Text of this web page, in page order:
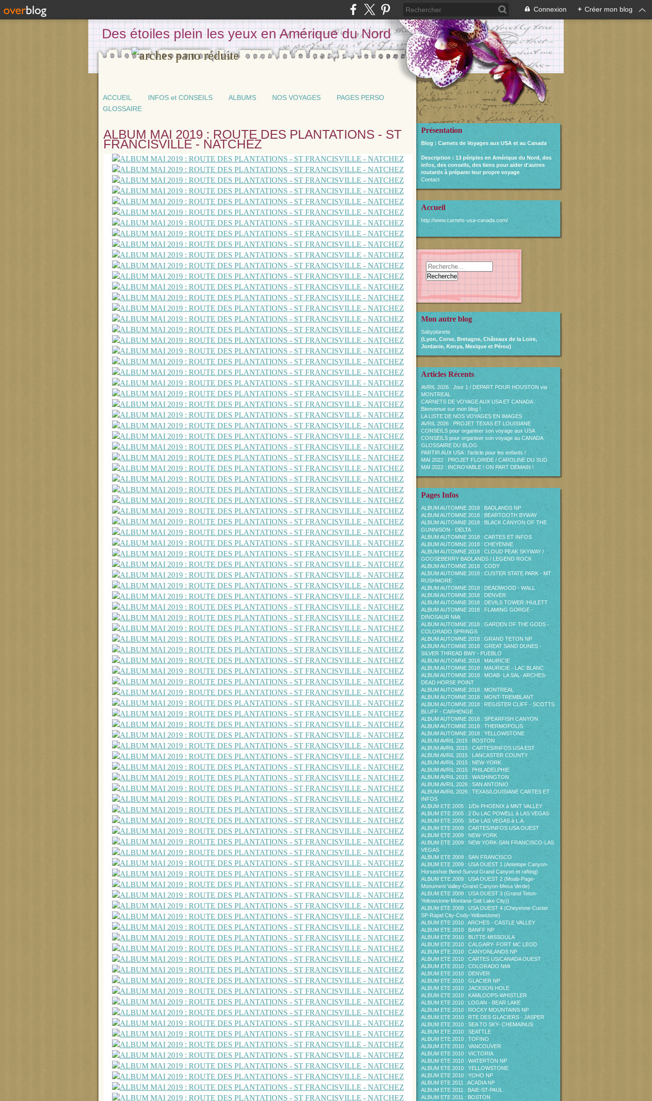
Connexion + Créer mon blog
Des étoiles plein les yeux en Amérique du Nord
ACCUEIL INFOS et CONSEILS ALBUMS NOS VOYAGES
PAGES PERSO
GLOSSAIRE
ALBUM MAI 2019 : ROUTE DES PLANTATIONS - ST
FRANCISVILLE - NATCHEZ
Présentation
Blog : Carnets de Voyages aux USA et au Canada
Description : 13 périples en Amérique du Nord, des
infos, des conseils, des liens pour aider d'autres
routards à préparer leur propre voyage
Contact
Accueil
http://www.carnets-usa-canada.com/
Mon autre blog
Sabyplanete
(Lyon, Corse, Bretagne, Châteaux de la Loire,
Jordanie, Kenya, Mexique et Pérou)
Articles Récents
AVRIL 2026 : Jour 1 / DEPART POUR HOUSTON via
MONTREAL
CARNETS DE VOYAGE AUX USA ET CANADA :
Bienvenue sur mon blog !
LA LISTE DE NOS VOYAGES EN IMAGES
AVRIL 2026 : PROJET TEXAS ET LOUISIANE
CONSEILS pour organiser son voyage aux USA
CONSEILS pour organiser son voyage au CANADA
GLOSSAIRE DU BLOG
PARTIR AUX USA : l'article pour les enfants !
MAI 2022 : PROJET FLORIDE / CAROLINE DU SUD
MAI 2022 : INCROYABLE ! ON PART DEMAIN !
Pages Infos
ALBUM AUTOMNE 2018 : BADLANDS NP
ALBUM AUTOMNE 2018 : BEARTOOTH BYWAY
ALBUM AUTOMNE 2018 : BLACK CANYON OF THE
GUNNISON - DELTA
ALBUM AUTOMNE 2018 : CARTES ET INFOS
ALBUM AUTOMNE 2018 : CHEYENNE
ALBUM AUTOMNE 2018 : CLOUD PEAK SKYWAY /
GOOSEBERRY BADLANDS / LEGEND ROCK
ALBUM AUTOMNE 2018 : CODY
ALBUM AUTOMNE 2018 : CUSTER STATE PARK - MT
RUSHMORE
ALBUM AUTOMNE 2018 : DEADWOOD - WALL
ALBUM AUTOMNE 2018 : DENVER
ALBUM AUTOMNE 2018 : DEVILS TOWER /HULETT
ALBUM AUTOMNE 2018 : FLAMING GORGE -
DINOSAUR NMt
ALBUM AUTOMNE 2018 : GARDEN OF THE GODS -
COLORADO SPRINGS
ALBUM AUTOMNE 2018 : GRAND TETON NP
ALBUM AUTOMNE 2018 : GREAT SAND DUNES -
SILVER THREAD BWY - PUEBLO
ALBUM AUTOMNE 2018 : MAURICIE
ALBUM AUTOMNE 2018 : MAURICIE - LAC BLANC
ALBUM AUTOMNE 2018 : MOAB- LA SAL- ARCHES-
DEAD HORSE POINT
ALBUM AUTOMNE 2018 : MONTREAL
ALBUM AUTOMNE 2018 : MONT-TREMBLANT
ALBUM AUTOMNE 2018 : REGISTER CLIFF - SCOTTS
BLUFF - CARHENGE
ALBUM AUTOMNE 2018 : SPEARFISH CANYON
ALBUM AUTOMNE 2018 : THERMOPOLIS
ALBUM AUTOMNE 2018 : YELLOWSTONE
ALBUM AVRIL 2015 : BOSTON
ALBUM AVRIL 2015 : CARTES/INFOS USA EST
ALBUM AVRIL 2015 : LANCASTER COUNTY
ALBUM AVRIL 2015 : NEW-YORK
ALBUM AVRIL 2015 : PHILADELPHIE
ALBUM AVRIL 2015 : WASHINGTON
ALBUM AVRIL 2026 : SAN ANTONIO
ALBUM AVRIL 2026 : TEXAS/LOUISIANE CARTES ET
INFOS
ALBUM ETE 2005 : 1/De PHOENIX à MNT VALLEY
ALBUM ETE 2005 : 2 Du LAC POWELL à LAS VEGAS
ALBUM ETE 2005 : 3/De LAS VEGAS à L.A.
ALBUM ETE 2009 : CARTES/INFOS USA OUEST
ALBUM ETE 2009 : NEW-YORK
ALBUM ETE 2009 : NEW YORK-SAN FRANCISCO-LAS
VEGAS
ALBUM ETE 2009 : SAN FRANCISCO
ALBUM ETE 2009 : USA OUEST 1 (Antelope Canyon-
Horseshoe Bend-Survol Grand Canyon et rafting)
ALBUM ETE 2009 : USA OUEST 2 (Moab-Page-
Monument Valley-Grand Canyon-Mesa Verde)
ALBUM ETE 2009 : USA OUEST 3 (Grand Teton-
Yellowstone-Montana-Salt Lake City))
ALBUM ETE 2009 : USA OUEST 4 (Cheyenne-Custer
SP-Rapid City-Cody-Yellowstone)
ALBUM ETE 2010 : ARCHES - CASTLE VALLEY
ALBUM ETE 2010 : BANFF NP
ALBUM ETE 2010 : BUTTE-MISSOULA
ALBUM ETE 2010 : CALGARY- FORT MC LEOD
ALBUM ETE 2010 : CANYONLANDS NP
ALBUM ETE 2010 : CARTES US/CANADA OUEST
ALBUM ETE 2010 : COLORADO NMt
ALBUM ETE 2010 : DENVER
ALBUM ETE 2010 : GLACIER NP
ALBUM ETE 2010 : JACKSON HOLE
ALBUM ETE 2010 : KAMLOOPS-WHISTLER
ALBUM ETE 2010 : LOGAN - BEAR LAKE
ALBUM ETE 2010 : ROCKY MOUNTAINS NP
ALBUM ETE 2010 : RTE DES GLACIERS - JASPER
ALBUM ETE 2010 : SEA TO SKY- CHEMAINUS
ALBUM ETE 2010 : SEATTLE
ALBUM ETE 2010 : TOFINO
ALBUM ETE 2010 : VANCOUVER
ALBUM ETE 2010 : VICTORIA
ALBUM ETE 2010 : WATERTON NP
ALBUM ETE 2010 : YELLOWSTONE
ALBUM ETE 2010 : YOHO NP
ALBUM ETE 2011 : ACADIA NP
ALBUM ETE 2011 : BAIE-ST-PAUL
ALBUM ETE 2011 : BOSTON